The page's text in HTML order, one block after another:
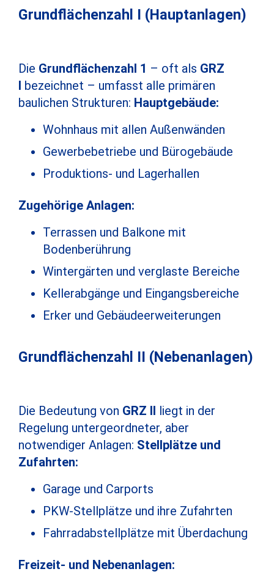
Grundflächenzahl I (Hauptanlagen)
Die Grundflächenzahl 1 – oft als GRZ
I bezeichnet – umfasst alle primären
baulichen Strukturen: Hauptgebäude:
Wohnhaus mit allen Außenwänden
Gewerbebetriebe und Bürogebäude
Produktions- und Lagerhallen
Zugehörige Anlagen:
Terrassen und Balkone mit
Bodenberührung
Wintergärten und verglaste Bereiche
Kellerabgänge und Eingangsbereiche
Erker und Gebäudeerweiterungen
Grundflächenzahl II (Nebenanlagen)
Die Bedeutung von GRZ II liegt in der
Regelung untergeordneter, aber
notwendiger Anlagen: Stellplätze und
Zufahrten:
Garage und Carports
PKW-Stellplätze und ihre Zufahrten
Fahrradabstellplätze mit Überdachung
Freizeit- und Nebenanlagen: